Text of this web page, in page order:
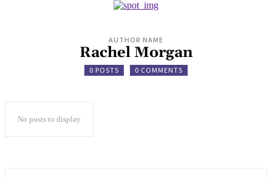
AUTHOR NAME
Rachel Morgan
0 POSTS 0 COMMENTS
No posts to display